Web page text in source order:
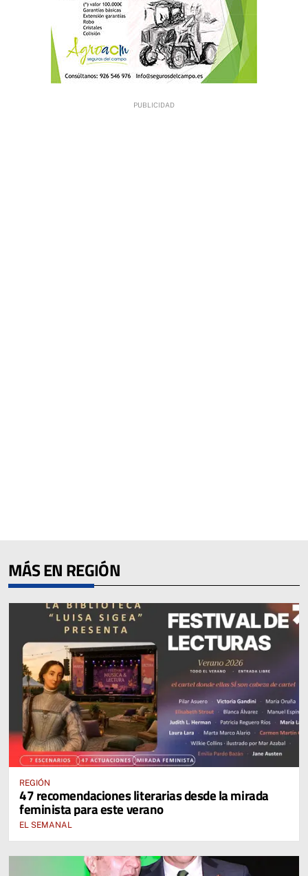
MÁS EN REGIÓN
REGIÓN
47 recomendaciones literarias desde la mirada
feminista para este verano
EL SEMANAL